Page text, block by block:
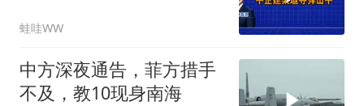
延廷｜辣晚报20260806
蛙哇WW
中方深夜通告，菲方措手
不及，教10现身南海